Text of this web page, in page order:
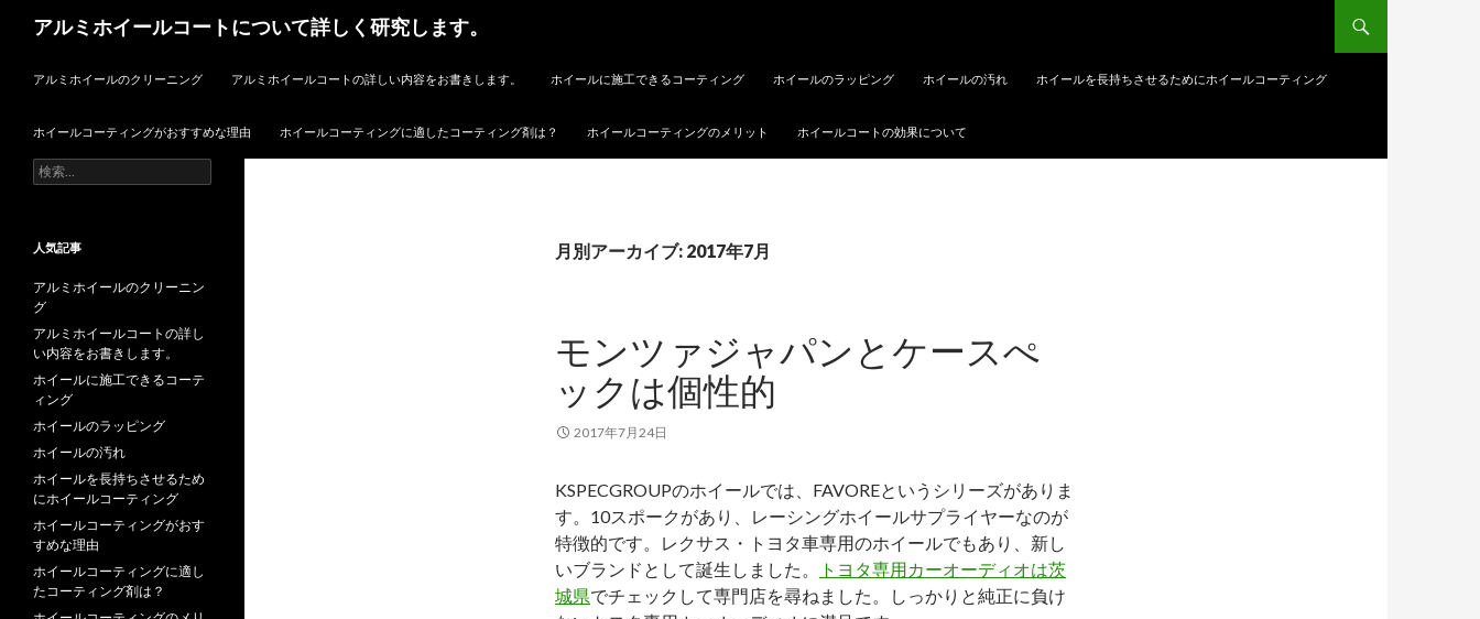
アルミホイールコートについて詳しく研究します。
アルミホイールのクリーニング
アルミホイールコートの詳しい内容をお書きします。 ホイールに施工できるコーティング ホイールのラッピング ホイールの汚れ ホイールを長持ちさせるためにホイールコーティング
ホイールコーティングがおすすめな理由 ホイールコーティングに適したコーティング剤は？ ホイールコーティングのメリット ホイールコートの効果について
月別アーカイブ: 2017年7月
モンツァジャパンとケースぺ
ックは個性的
2017年7月24日
KSPECGROUPのホイールでは、FAVOREというシリーズがありま
す。10スポークがあり、レーシングホイールサプライヤーなのが
特徴的です。レクサス・トヨタ車専用のホイールでもあり、新し
いブランドとして誕生しました。
トヨタ専用カーオーディオは茨
城県でチェックして専門店を尋ねました。しっかりと純正に負け
検
索:
人気記事
アルミホイールのクリーニン
グ
アルミホイールコートの詳し
い内容をお書きします。
ホイールに施工できるコーテ
ィング
ホイールのラッピング
ホイールの汚れ
ホイールを長持ちさせるため
にホイールコーティング
ホイールコーティングがおす
すめな理由
ホイールコーティングに適し
たコーティング剤は？